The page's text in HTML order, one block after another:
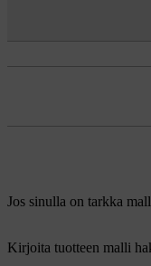
Jos sinulla on tarkka
Kirjoita tuotteen malli